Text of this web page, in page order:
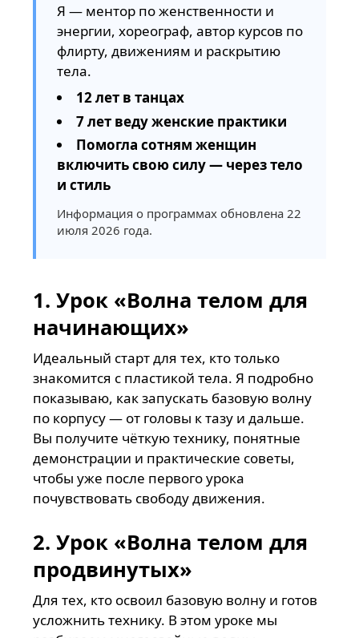
Я — ментор по женственности и
энергии, хореограф, автор курсов по
флирту, движениям и раскрытию
тела.
12 лет в танцах
7 лет веду женские практики
Помогла сотням женщин
включить свою силу — через тело
и стиль
Информация о программах обновлена 22
июля 2026 года.
1. Урок «Волна телом для
начинающих»
Идеальный старт для тех, кто только
знакомится с пластикой тела. Я подробно
показываю, как запускать базовую волну
по корпусу — от головы к тазу и дальше.
Вы получите чёткую технику, понятные
демонстрации и практические советы,
чтобы уже после первого урока
почувствовать свободу движения.
2. Урок «Волна телом для
продвинутых»
Для тех, кто освоил базовую волну и готов
усложнить технику. В этом уроке мы